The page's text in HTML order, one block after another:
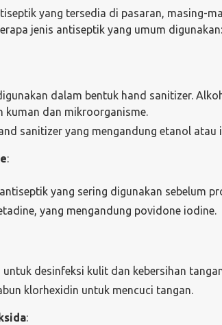
yang tersedia di pasaran, masing-
jenis antiseptik yang umum digunakan:
dalam bentuk hand sanitizer.
kuman dan mikroorganisme.
sanitizer yang mengandung etanol atau
:
yang sering digunakan sebelum
yang mengandung povidone iodine.
untuk desinfeksi kulit dan kebersihan
klorhexidin untuk mencuci tangan.
: